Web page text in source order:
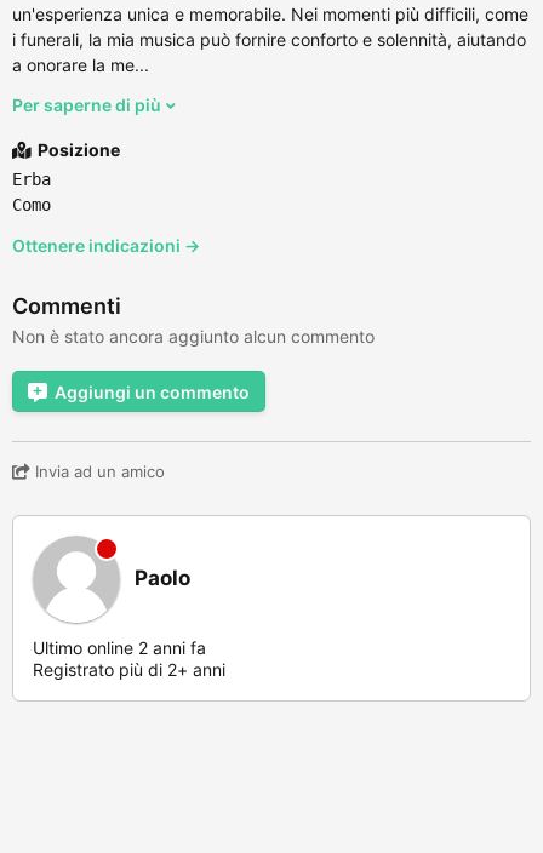
un'esperienza unica e memorabile. Nei momenti più difficili, come
i funerali, la mia musica può fornire conforto e solennità, aiutando
a onorare la me...
Per saperne di più
Posizione
Erba
Como
Ottenere indicazioni →
Commenti
Non è stato ancora aggiunto alcun commento
Aggiungi un commento
Invia ad un amico
Paolo
Ultimo online 2 anni fa
Registrato più di 2+ anni